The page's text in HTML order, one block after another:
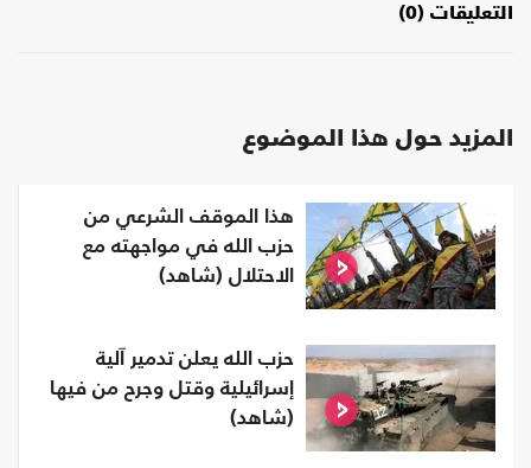
التعليقات (0)
المزيد حول هذا الموضوع
هذا الموقف الشرعي من
حزب الله في مواجهته مع
الاحتلال (شاهد)
حزب الله يعلن تدمير آلية
إسرائيلية وقتل وجرح من فيها
(شاهد)